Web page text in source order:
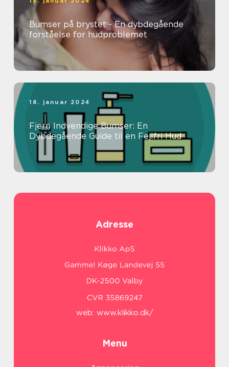
Bumser på brystet - En dybdegående
forståelse for hudproblemet
18. januar 2024
Fjern Indvendige Bumser: En
Dybdegående Guide til en Fejlfri Hud
Adresse
web: www.klikko.dk/
Menu